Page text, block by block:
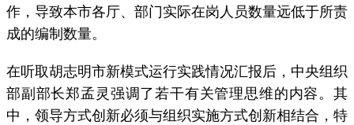
作，导致本市各厅、部门实际在岗人员数量远低于所责
成的编制数量。
在听取胡志明市新模式运行实践情况汇报后，中央组织
部副部长郑孟灵强调了若干有关管理思维的内容。其
中，领导方式创新必须与组织实施方式创新相结合，特